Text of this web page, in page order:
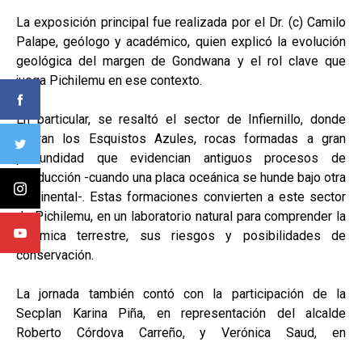
La exposición principal fue realizada por el Dr. (c) Camilo
Palape, geólogo y académico, quien explicó la evolución
geológica del margen de Gondwana y el rol clave que
juega Pichilemu en ese contexto.
En particular, se resaltó el sector de Infiernillo, donde
afloran los Esquistos Azules, rocas formadas a gran
profundidad que evidencian antiguos procesos de
subducción -cuando una placa oceánica se hunde bajo otra
continental-. Estas formaciones convierten a este sector
de Pichilemu, en un laboratorio natural para comprender la
dinámica terrestre, sus riesgos y posibilidades de
conservación.
La jornada también contó con la participación de la
Secplan Karina Piña, en representación del alcalde
Roberto Córdova Carreño, y Verónica Saud, en